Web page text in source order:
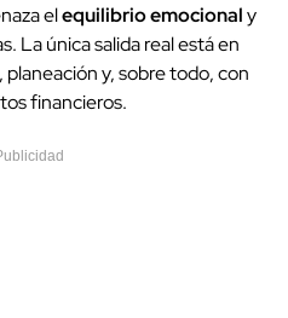
elequilibrio emocionaly
La única salida real está en
y, sobre todo, con
financieros.